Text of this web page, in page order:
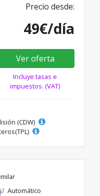
Precio desde:
49€/día
Ver oferta
Incluye tasas e
impuestos. (VAT)
(CDW)
Automático